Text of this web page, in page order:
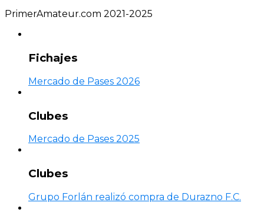
PrimerAmateur.com 2021-2025
Fichajes
Mercado de Pases 2026
Clubes
Mercado de Pases 2025
Clubes
Grupo Forlán realizó compra de Durazno F.C.